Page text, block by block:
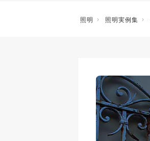
照明 照明実例集